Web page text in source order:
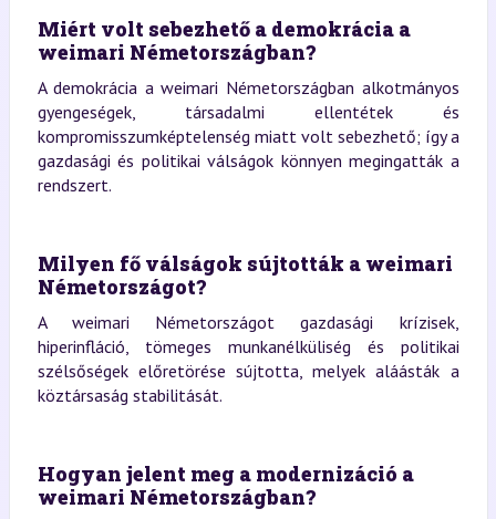
Miért volt sebezhető a demokrácia a
weimari Németországban?
A demokrácia a weimari Németországban alkotmányos
gyengeségek, társadalmi ellentétek és
kompromisszumképtelenség miatt volt sebezhető; így a
gazdasági és politikai válságok könnyen megingatták a
rendszert.
Milyen fő válságok sújtották a weimari
Németországot?
A weimari Németországot gazdasági krízisek,
hiperinfláció, tömeges munkanélküliség és politikai
szélsőségek előretörése sújtotta, melyek aláásták a
köztársaság stabilitását.
Hogyan jelent meg a modernizáció a
weimari Németországban?